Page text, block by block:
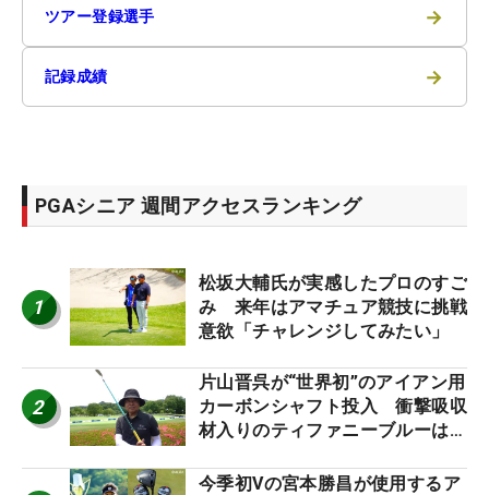
ツアー登録選手 →
記録成績 →
PGAシニア 週間アクセスランキング
1
松坂大輔氏が実感したプロのすご
み 来年はアマチュア競技に挑戦
意欲「チャレンジしてみたい」
2
片山晋呉が“世界初”のアイアン用
カーボンシャフト投入 衝撃吸収
材入りのティファニーブルーは
今季初Vの宮本勝昌が使用するア